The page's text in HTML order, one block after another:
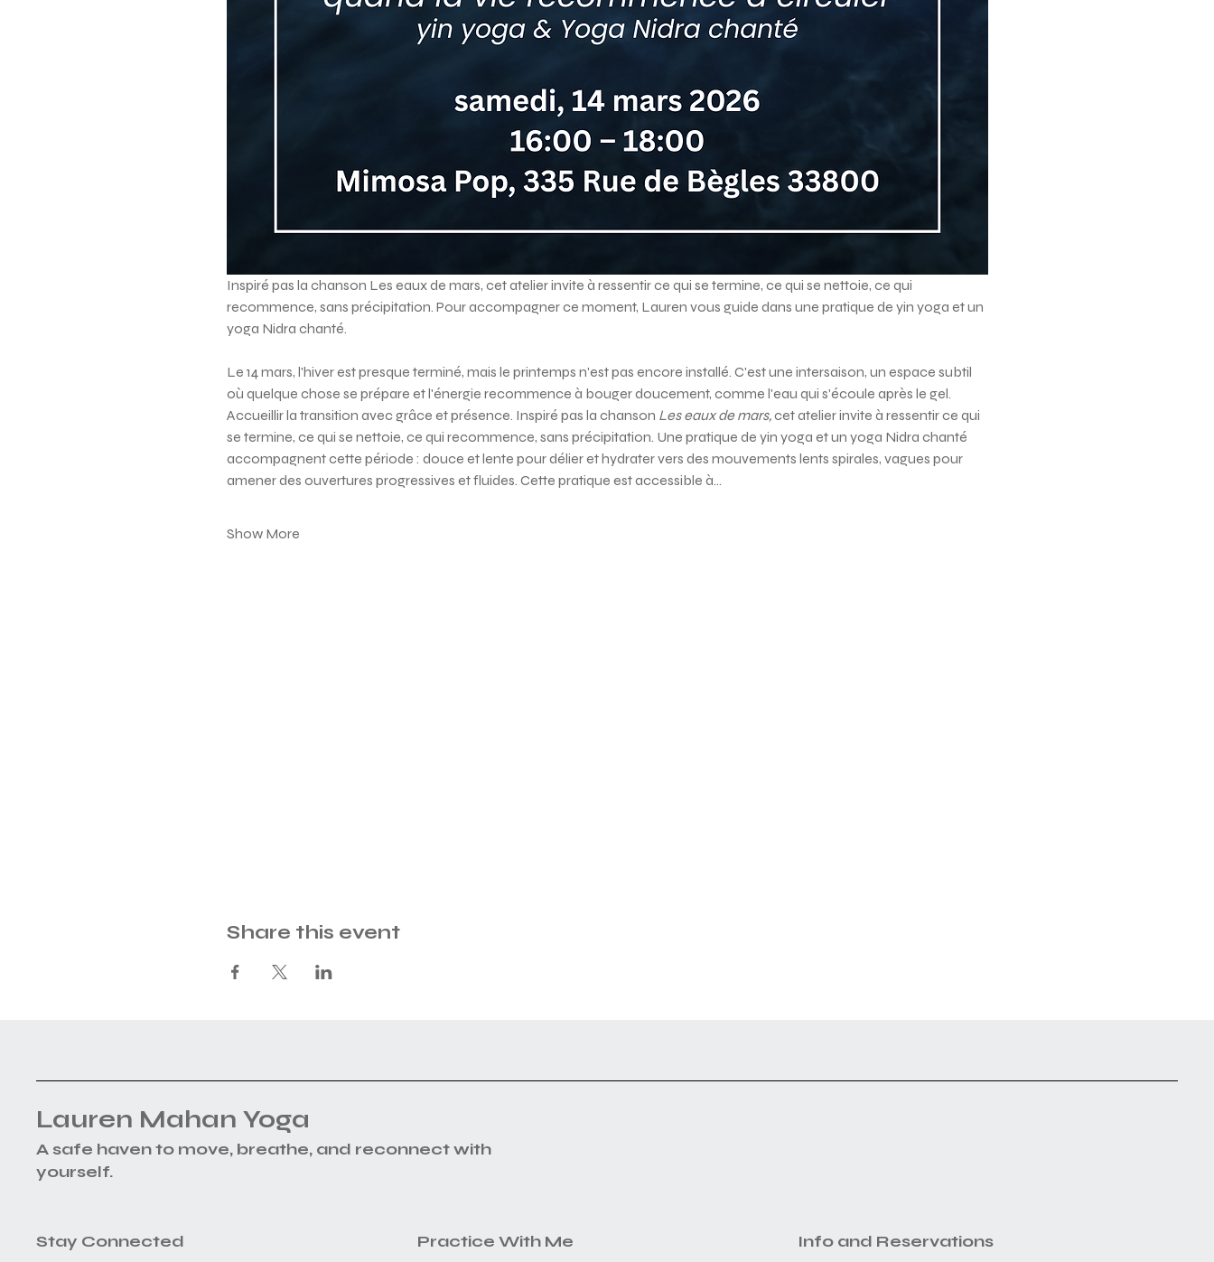
Inspiré pas la chanson Les eaux de mars, cet atelier invite à ressentir ce qui se termine, ce qui se nettoie, ce qui
recommence, sans précipitation. Pour accompagner ce moment, Lauren vous guide dans une pratique de yin yoga et un
yoga Nidra chanté.
Le 14 mars, l'hiver est presque terminé, mais le printemps n'est pas encore installé. C'est une intersaison, un espace subtil
où quelque chose se prépare et l'énergie recommence à bouger doucement, comme l'eau qui s'écoule après le gel.
Accueillir la transition avec grâce et présence. Inspiré pas la chanson Les eaux de mars, cet atelier invite à ressentir ce qui
se termine, ce qui se nettoie, ce qui recommence, sans précipitation. Une pratique de yin yoga et un yoga Nidra chanté
accompagnent cette période : douce et lente pour délier et hydrater vers des mouvements lents spirales, vagues pour
amener des ouvertures progressives et fluides. Cette pratique est accessible à…
Show More
Share this event
Lauren Mahan Yoga
A safe haven to move, breathe, and reconnect with
yourself.
Stay Connected Practice With Me Info and Reservations